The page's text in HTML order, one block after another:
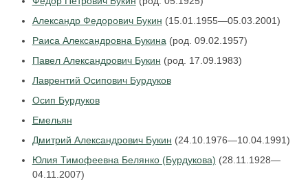
Александр Федорович Букин (15.01.1955—05.03.2001)
Раиса Александровна Букина(род. 09.02.1957)
Павел Александрович Букин (род. 17.09.1983)
Лаврентий Осипович Бурдуков
Осип Бурдуков
Емельян
Дмитрий Александрович Букин (24.10.1976—10.04.1991)
Юлия Тимофеевна Белянко (Бурдукова) (28.11.1928—
04.11.2007)